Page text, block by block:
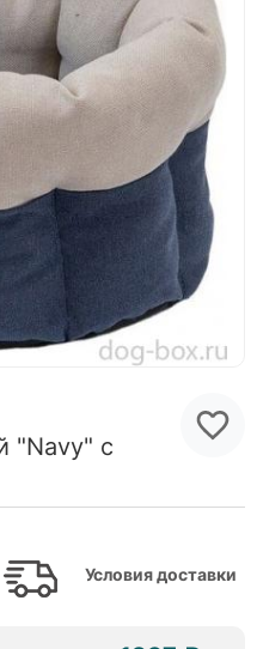
"Navy" с
Условия доставки